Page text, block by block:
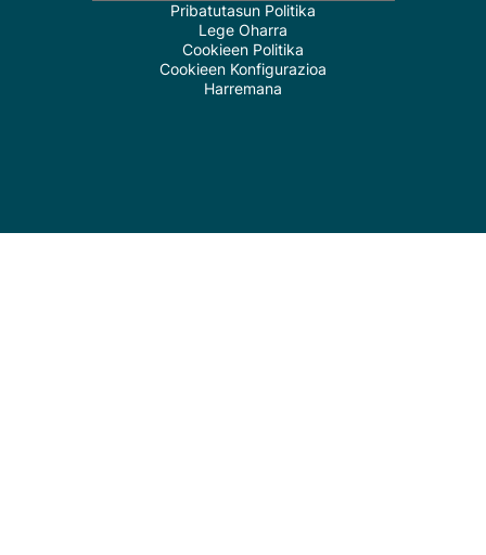
Pribatutasun Politika
Lege Oharra
Cookieen Politika
Cookieen Konfigurazioa
Harremana